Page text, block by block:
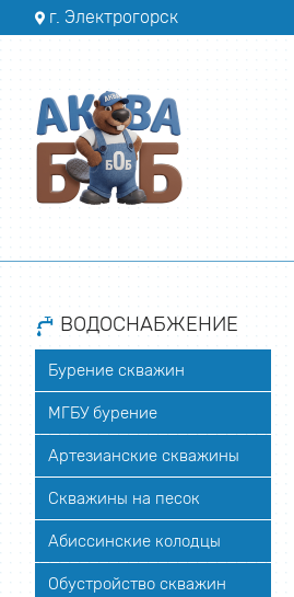
г. Электрогорск
ВОДОСНАБЖЕНИЕ
Бурение скважин
МГБУ бурение
Артезианские скважины
Скважины на песок
Абиссинские колодцы
Обустройство скважин